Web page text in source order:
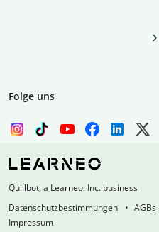
Folge uns
Quillbot, a Learneo, Inc. business
Datenschutzbestimmungen
AGBs
Impressum